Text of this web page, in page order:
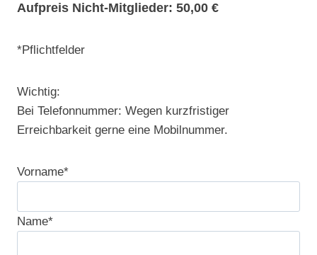
Aufpreis Nicht-Mitglieder: 50,00 €
*Pflichtfelder
Wichtig:
Bei Telefonnummer: Wegen kurzfristiger
Erreichbarkeit gerne eine Mobilnummer.
Vorname*
Name*